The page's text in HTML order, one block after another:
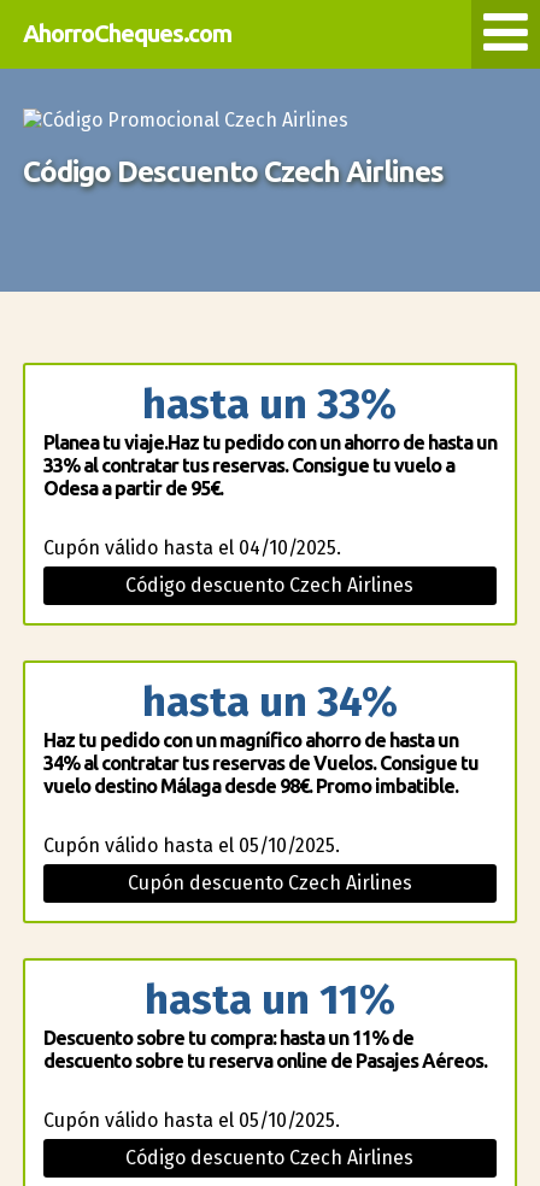
AhorroCheques.com
Código Descuento Czech Airlines
hasta un 33%
Planea tu viaje.Haz tu pedido con un ahorro de hasta un
33% al contratar tus reservas. Consigue tu vuelo a
Odesa a partir de 95€.
Cupón válido hasta el 04/10/2025.
Código descuento Czech Airlines
hasta un 34%
Haz tu pedido con un magnífico ahorro de hasta un
34% al contratar tus reservas de Vuelos. Consigue tu
vuelo destino Málaga desde 98€. Promo imbatible.
Cupón válido hasta el 05/10/2025.
Cupón descuento Czech Airlines
hasta un 11%
Descuento sobre tu compra: hasta un 11% de
descuento sobre tu reserva online de Pasajes Aéreos.
Cupón válido hasta el 05/10/2025.
Código descuento Czech Airlines